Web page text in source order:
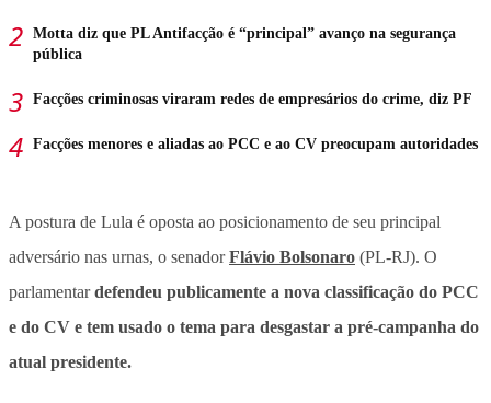
Motta diz que PL Antifacção é “principal” avanço na segurança
pública
Facções criminosas viraram redes de empresários do crime, diz PF
Facções menores e aliadas ao PCC e ao CV preocupam autoridades
A postura de Lula é oposta ao posicionamento de seu principal
adversário nas urnas, o senadorFlávio Bolsonaro (PL-RJ). O
parlamentardefendeu publicamente a nova classificação do PCC
e do CV e tem usado o tema para desgastar a pré-campanha do
atual presidente.